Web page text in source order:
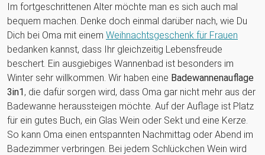
Im fortgeschrittenen Alter möchte man es sich auch mal
bequem machen. Denke doch einmal darüber nach, wie Du
Dich bei Oma mit einem Weihnachtsgeschenk für Frauen
bedanken kannst, dass Ihr gleichzeitig Lebensfreude
beschert. Ein ausgiebiges Wannenbad ist besonders im
Winter sehr willkommen. Wir haben eine Badewannenauflage
3in1, die dafür sorgen wird, dass Oma gar nicht mehr aus der
Badewanne heraussteigen möchte. Auf der Auflage ist Platz
für ein gutes Buch, ein Glas Wein oder Sekt und eine Kerze.
So kann Oma einen entspannten Nachmittag oder Abend im
Badezimmer verbringen. Bei jedem Schlückchen Wein wird